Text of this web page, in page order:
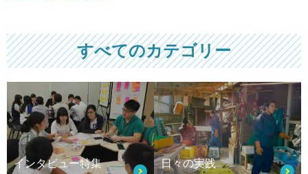
すべてのカテゴリー
インタビュー特集 日々の実践